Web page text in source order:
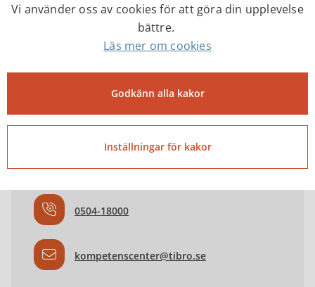
Kontakta
Kompetenscenter
0504-18000
kompetenscenter@tibro.se
Vi använder oss av cookies för att göra din upplevelse
bättre.
Läs mer om cookies
Godkänn alla kakor
Inställningar för kakor